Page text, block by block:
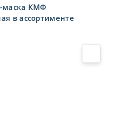
маска КМФ
в ассортименте